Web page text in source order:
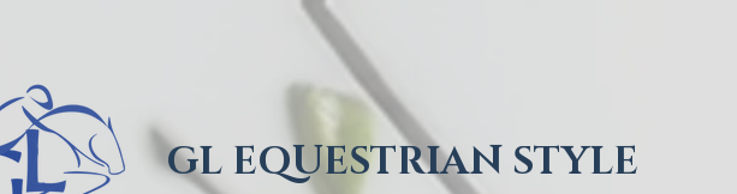
GL EQUESTRIAN STYLE